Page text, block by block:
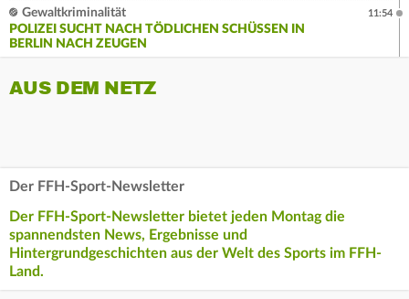
Gewaltkriminalität
POLIZEI SUCHT NACH TÖDLICHEN SCHÜSSEN IN
BERLIN NACH ZEUGEN
11:54
AUS DEM NETZ
Der FFH-Sport-Newsletter
Der FFH-Sport-Newsletter bietet jeden Montag die
spannendsten News, Ergebnisse und
Hintergrundgeschichten aus der Welt des Sports im FFH-
Land.